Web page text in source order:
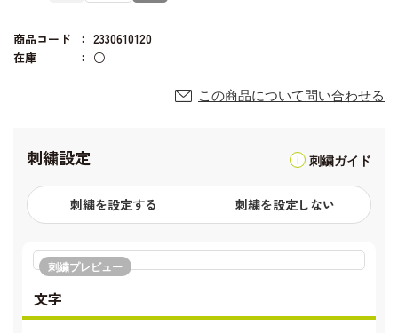
商品コード
2330610120
在庫
○
この商品について問い合わせる
刺繍設定 刺繍ガイド
刺繍を設定する 刺繍を設定しない
刺繍プレビュー
文字